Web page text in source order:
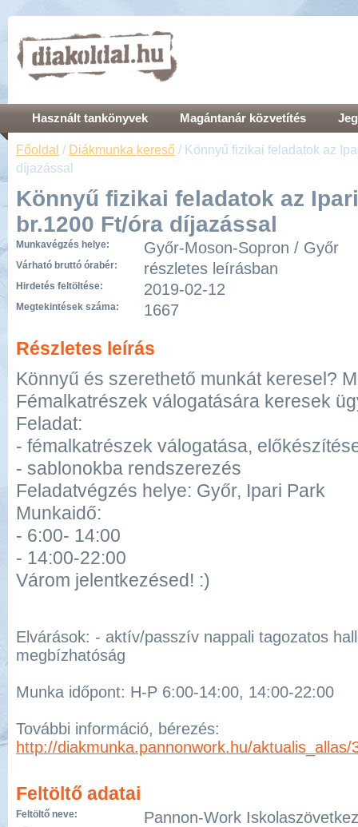
Használt tankönyvek Magántanár közvetítés
Főoldal / Diákmunka kereső / Könnyű fizikai feladatok az
díjazással
Könnyű fizikai feladatok az
br.1200 Ft/óra díjazással
Munkavégzés helye: Győr-Moson-Sopron / Győr
Várható bruttó órabér: részletes leírásban
Hirdetés feltöltése: 2019-02-12
Megtekintések száma: 1667
Részletes leírás
Könnyű és szerethető munkát keresel?
Fémalkatrészek válogatására keresek
Feladat:
- fémalkatrészek válogatása,
- sablonokba rendszerezés
Feladatvégzés helye: Győr, Ipari Park
Munkaidő:
- 6:00- 14:00
- 14:00-22:00
Várom jelentkezésed! :)
Elvárások: - aktív/passzív nappali tagozatos
megbízhatóság
Munka időpont: H-P 6:00-14:00, 14:00-22:00
További információ, bérezés:
http://diakmunka.pannonwork.hu/aktualis_allas/
Feltöltő adatai
Feltöltő neve: Pannon-Work